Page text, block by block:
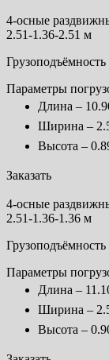
4-осные
2.51-1.36-2.51 м
Параметры
Длина –
Ширина –
Высота –
Заказать
4-осные
2.51-1.36-1.36 м
Параметры
Длина –
Ширина –
Высота –